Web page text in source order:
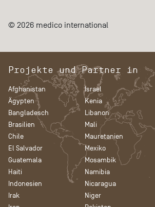
© 2026 medico international
Projekte und Partner in
Afghanistan
Ägypten
Bangladesch
Brasilien
Chile
El Salvador
Guatemala
Haiti
Indonesien
Irak
Israel
Kenia
Libanon
Mali
Mauretanien
Mexiko
Mosambik
Namibia
Nicaragua
Niger